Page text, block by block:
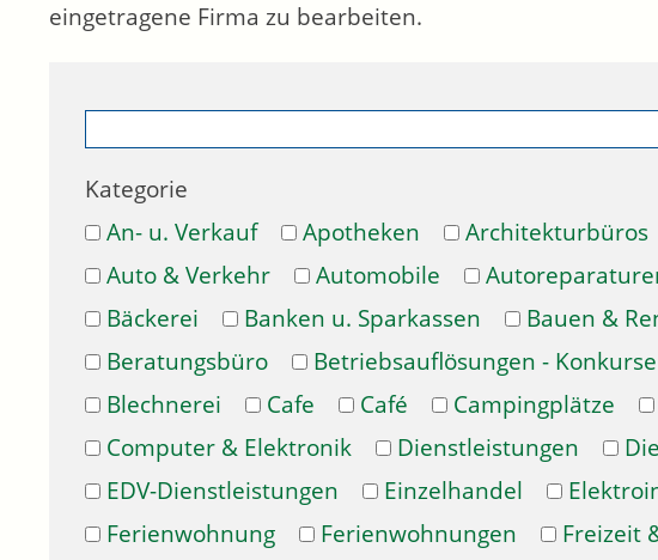
eingetragene Firma zu bearbeiten.
Kategorie
An- u. Verkauf
Apotheken Architekturbüros
Auto & Verkehr
Automobile
Bäckerei
Banken u. Sparkassen Bauen &
Beratungsbüro
Betriebsauflösungen - Konkurse
Blechnerei
Cafe Café Campingplätze
Computer & Elektronik
Dienstleistungen
EDV-Dienstleistungen
Einzelhandel
Ferienwohnung
Ferienwohnungen Freizeit